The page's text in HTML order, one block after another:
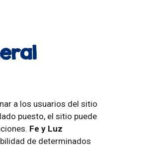
a los usuarios del sitio
puesto, el sitio puede
Fe y Luz
de determinados